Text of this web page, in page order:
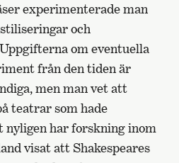
experimenterade man
och
om eventuella
från den tiden är
men man vet att
teatrar som hade
nyligen har forskning inom
visat att Shakespeares